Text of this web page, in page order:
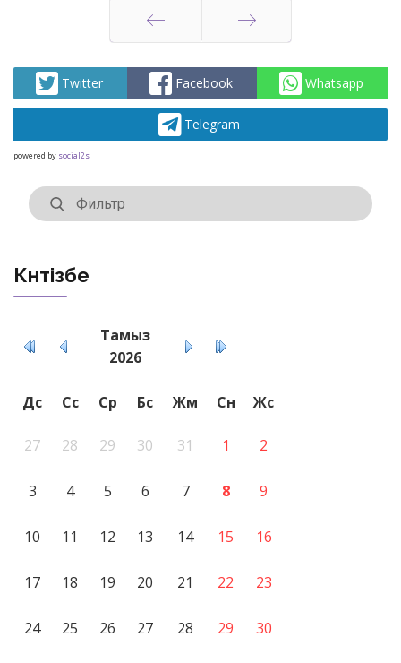
Артқа Алға
Twitter Facebook Whatsapp
Telegram
powered by social2s
Күнтізбе
Тамыз
2026
Дс Сс Ср Бс Жм Сн Жс
27 28 29 30 31 1 2
3 4 5 6 7 8 9
10 11 12 13 14 15 16
17 18 19 20 21 22 23
24 25 26 27 28 29 30